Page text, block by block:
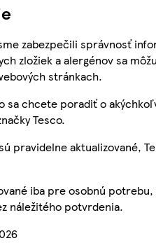
zabezpečili správnosť
zložiek a alergénov sa
stránkach.
sa chcete poradiť o
Tesco.
pravidelne aktualizované,
iba pre osobnú
náležitého potvrdenia.